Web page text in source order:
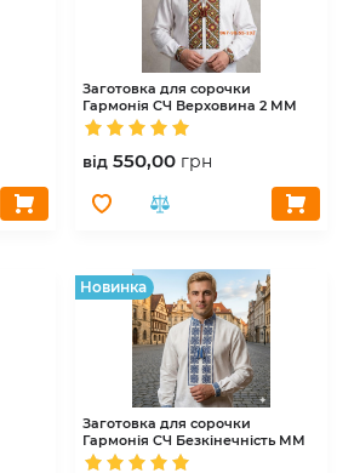
Заготовка для сорочки
Гармонія СЧ Верховина 2 ММ
вiд 550,00 грн
Hовинка
Заготовка для сорочки
Гармонія СЧ Безкінечність ММ